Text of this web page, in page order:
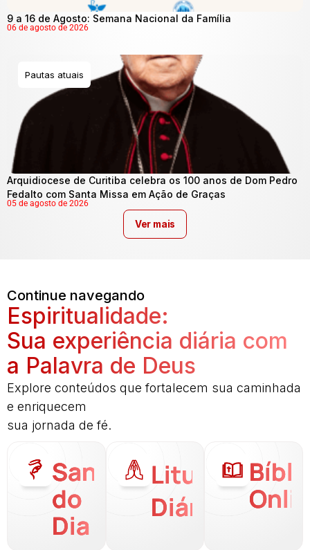
9 a 16 de Agosto: Semana Nacional da Família
06 de agosto de 2026
Pautas atuais
Arquidiocese de Curitiba celebra os 100 anos de Dom Pedro
Fedalto com Santa Missa em Ação de Graças
05 de agosto de 2026
Ver mais
Continue navegando
Espiritualidade:
Sua experiência diária com
a Palavra de Deus
Explore conteúdos que fortalecem sua caminhada
e enriquecem
sua jornada de fé.
Santo
do
Dia
Liturgia
Diária